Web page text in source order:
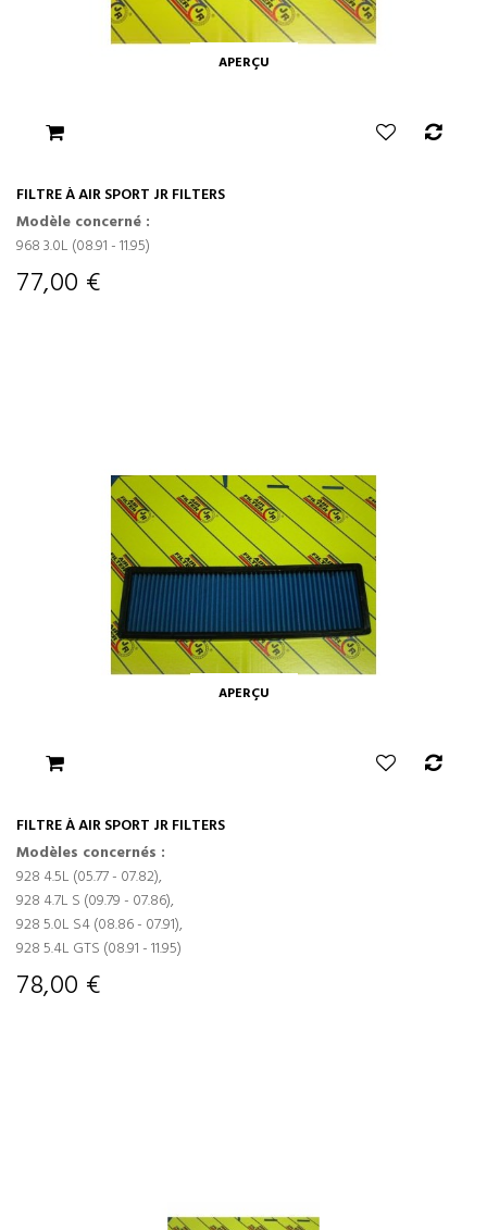
APERÇU
FILTRE À AIR SPORT JR FILTERS
Modèle concerné :
968 3.0L (08.91 - 11.95)
77,00 €
APERÇU
FILTRE À AIR SPORT JR FILTERS
Modèles concernés :
928 4.5L (05.77 - 07.82),
928 4.7L S (09.79 - 07.86),
928 5.0L S4 (08.86 - 07.91),
928 5.4L GTS (08.91 - 11.95)
78,00 €